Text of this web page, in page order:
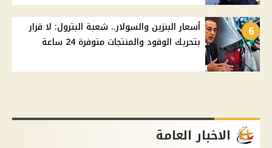
6
أسعار البنزين والسولار.. شعبة البترول: لا قرار
بتحريك الوقود والمنتجات متوفرة 24 ساعة
الاخبار العامة